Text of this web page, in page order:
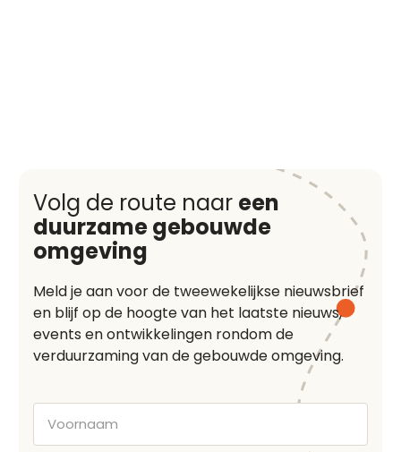
Volg de route naar een
duurzame gebouwde
omgeving
Meld je aan voor de tweewekelijkse nieuwsbrief
en blijf op de hoogte van het laatste nieuws,
events en ontwikkelingen rondom de
verduurzaming van de gebouwde omgeving.
Voornaam